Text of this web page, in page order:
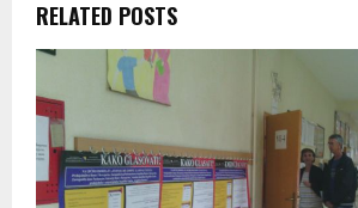
RELATED POSTS